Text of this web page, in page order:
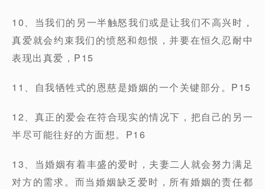
10、当我们的另一半触怒我们或是让我们不高兴时，
真爱就会约束我们的愤怒和怨恨，并要在恒久忍耐中
表现出真爱，P15
11、自我牺牲式的恩慈是婚姻的一个关键部分。P15
12、真正的爱会在符合现实的情况下，把自己的另一
半尽可能往好的方面想。P16
13、当婚姻有着丰盛的爱时，夫妻二人就会努力满足
对方的需求。而当婚姻缺乏爱时，所有婚姻的责任都